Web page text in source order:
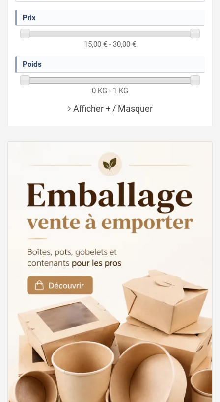
Prix
15,00 € - 30,00 €
Poids
0 KG - 1 KG
Afficher + / Masquer